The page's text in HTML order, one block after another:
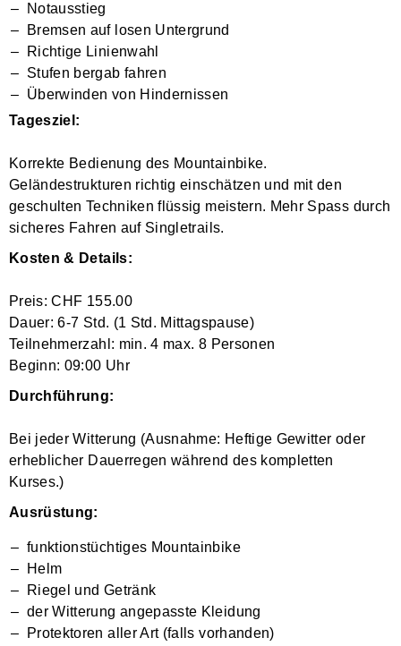
Notausstieg
Bremsen auf losen Untergrund
Richtige Linienwahl
Stufen bergab fahren
Überwinden von Hindernissen
Tagesziel:
Korrekte Bedienung des Mountainbike.
Geländestrukturen richtig einschätzen und mit den
geschulten Techniken flüssig meistern. Mehr Spass durch
sicheres Fahren auf Singletrails.
Kosten & Details:
Preis: CHF 155.00
Dauer: 6-7 Std. (1 Std. Mittagspause)
Teilnehmerzahl: min. 4 max. 8 Personen
Beginn: 09:00 Uhr
Durchführung:
Bei jeder Witterung (Ausnahme: Heftige Gewitter oder
erheblicher Dauerregen während des kompletten
Kurses.)
Ausrüstung:
funktionstüchtiges Mountainbike
Helm
Riegel und Getränk
der Witterung angepasste Kleidung
Protektoren aller Art (falls vorhanden)